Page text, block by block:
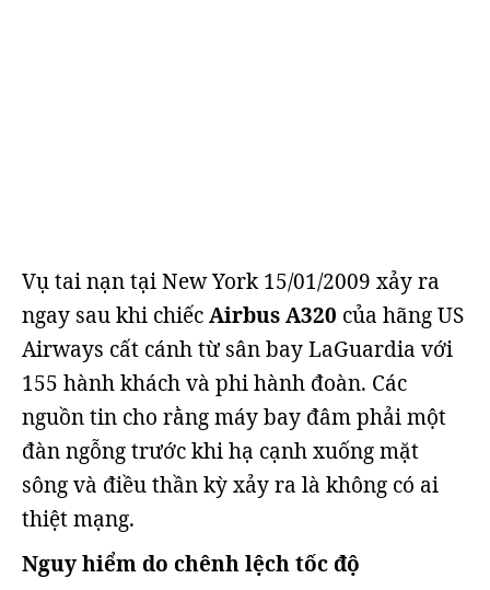
Vụ tai nạn tại New York 15/01/2009 xảy ra
ngay sau khi chiếcAirbus A320 của hãng US
Airways cất cánh từ sân bay LaGuardia với
155 hành khách và phi hành đoàn. Các
nguồn tin cho rằng máy bay đâm phải một
đàn ngỗng trước khi hạ cạnh xuống mặt
sông và điều thần kỳ xảy ra là không có ai
thiệt mạng.
Nguy hiểm do chênh lệch tốc độ